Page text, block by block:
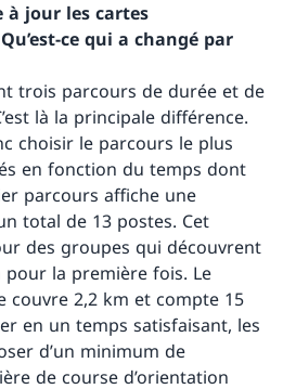
à jour les cartes
ce qui a changé par
trois parcours de durée et de
là la principale différence.
choisir le parcours le plus
en fonction du temps dont
parcours affiche une
total de 13 postes. Cet
des groupes qui découvrent
pour la première fois. Le
couvre 2,2 km et compte 15
en un temps satisfaisant, les
d’un minimum de
de course d’orientation